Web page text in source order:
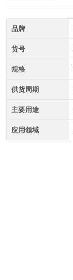
品牌
货号
规格
供货周期
主要用途
应用领域